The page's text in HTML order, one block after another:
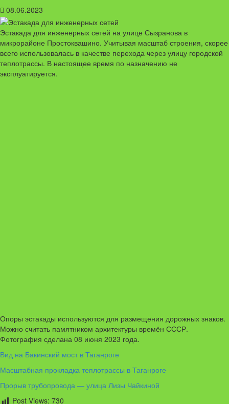
08.06.2023
Эстакада для инженерных сетей на улице Сызранова в
микрорайоне Простоквашино. Учитывая масштаб строения, скорее
всего использовалась в качестве перехода через улицу городской
теплотрассы. В настоящее время по назначению не
эксплуатируется.
Опоры эстакады используются для размещения дорожных знаков.
Можно считать памятником архитектуры времён СССР.
Фотография сделана 08 июня 2023 года.
Вид на Бакинский мост в Таганроге
Масштабная прокладка теплотрассы в Таганроге
Прорыв трубопровода — улица Лизы Чайкиной
Post Views: 730